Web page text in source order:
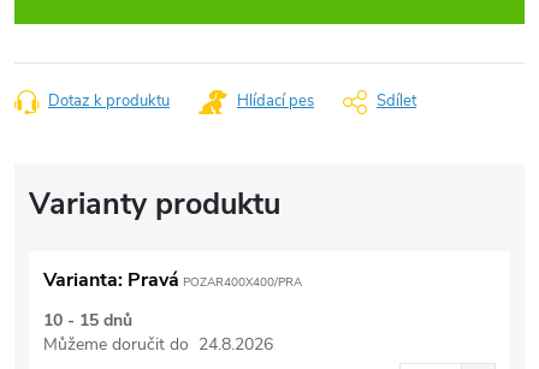
Dotaz k produktu Hlídací pes Sdílet
Varianta: Pravá POZAR400X400/PRA
10 - 15 dnů
Můžeme doručit do 24.8.2026